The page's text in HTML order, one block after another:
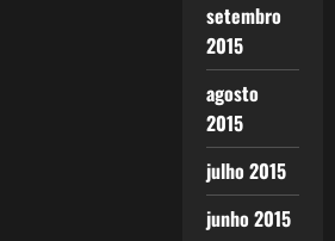
setembro
2015
agosto
2015
julho 2015
junho 2015